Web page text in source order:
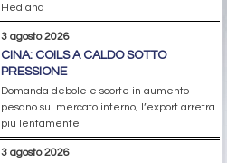
Hedland
3 agosto 2026
CINA: COILS A CALDO SOTTO
PRESSIONE
Domanda debole e scorte in aumento
pesano sul mercato interno; l’export arretra
più lentamente
3 agosto 2026